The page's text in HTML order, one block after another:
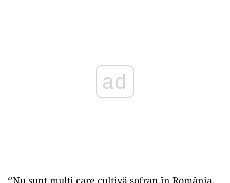
ad